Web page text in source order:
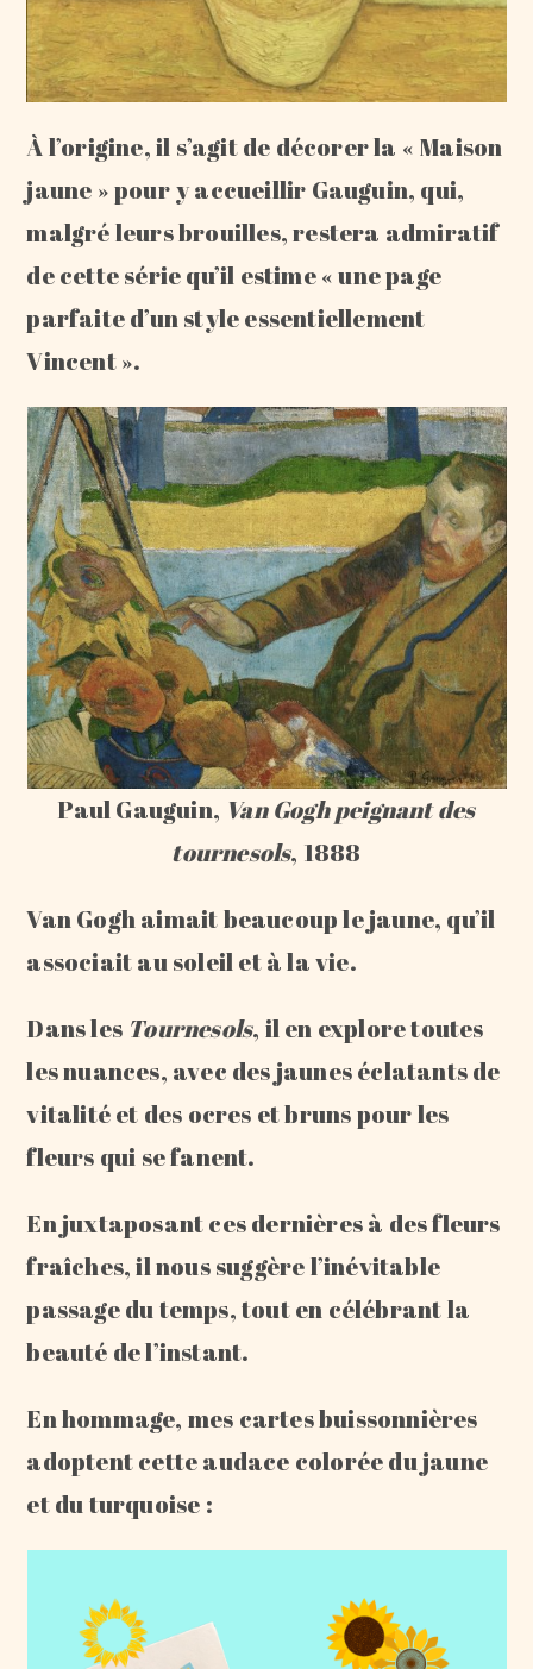
À l’origine, il s’agit de décorer la « Maison
jaune » pour y accueillir Gauguin, qui,
malgré leurs brouilles, restera admiratif
de cette série qu’il estime « une page
parfaite d’un style essentiellement
Vincent ».
Paul Gauguin, Van Gogh peignant des
tournesols, 1888
Van Gogh aimait beaucoup le jaune, qu’il
associait au soleil et à la vie.
Dans les Tournesols, il en explore toutes
les nuances, avec des jaunes éclatants de
vitalité et des ocres et bruns pour les
fleurs qui se fanent.
En juxtaposant ces dernières à des fleurs
fraîches, il nous suggère l’inévitable
passage du temps, tout en célébrant la
beauté de l’instant.
En hommage, mes cartes buissonnières
adoptent cette audace colorée du jaune
et du turquoise :